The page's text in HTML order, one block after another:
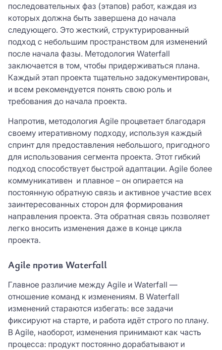
последовательных фаз (этапов) работ, каждая из
которых должна быть завершена до начала
следующего. Это жесткий, структурированный
подход с небольшим пространством для изменений
после начала фазы. Методология Waterfall
заключается в том, чтобы придерживаться плана.
Каждый этап проекта тщательно задокументирован,
и всем рекомендуется понять свою роль и
требования до начала проекта.
Напротив, методология Agile процветает благодаря
своему итеративному подходу, используя каждый
спринт для предоставления небольшого, пригодного
для использования сегмента проекта. Этот гибкий
подход способствует быстрой адаптации. Agile более
коммуникативен и плавное – он опирается на
постоянную обратную связь и активное участие всех
заинтересованных сторон для формирования
направления проекта. Эта обратная связь позволяет
легко вносить изменения даже в конце цикла
проекта.
Agile против Waterfall
Главное различие между Agile и Waterfall —
отношение команд к изменениям. В Waterfall
изменений стараются избегать: все задачи
фиксируют на старте, и работа идёт строго по плану.
В Agile, наоборот, изменения принимают как часть
процесса: продукт постоянно дорабатывают и